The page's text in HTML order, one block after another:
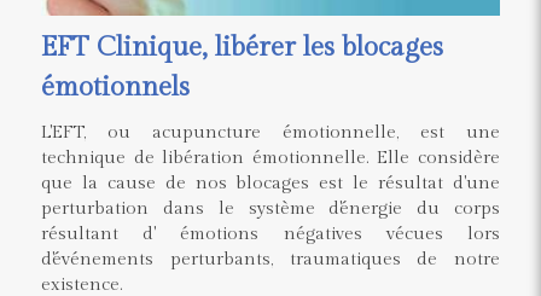
EFT Clinique, libérer les blocages
émotionnels
L'EFT, ou acupuncture émotionnelle, est une
technique de libération émotionnelle. Elle considère
que la cause de nos blocages est le résultat d'une
perturbation dans le système d'énergie du corps
résultant d' émotions négatives vécues lors
d'événements perturbants, traumatiques de notre
existence.